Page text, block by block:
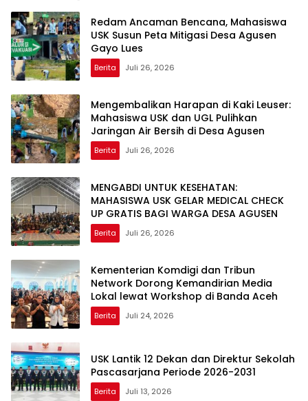
Redam Ancaman Bencana, Mahasiswa
USK Susun Peta Mitigasi Desa Agusen
Gayo Lues
Berita Juli 26, 2026
Mengembalikan Harapan di Kaki Leuser:
Mahasiswa USK dan UGL Pulihkan
Jaringan Air Bersih di Desa Agusen
Berita Juli 26, 2026
MENGABDI UNTUK KESEHATAN:
MAHASISWA USK GELAR MEDICAL CHECK
Berita Juli 26, 2026
Kementerian Komdigi dan Tribun
Network Dorong Kemandirian Media
Lokal lewat Workshop di Banda Aceh
Berita Juli 24, 2026
USK Lantik 12 Dekan dan Direktur Sekolah
Pascasarjana Periode 2026-2031
Berita Juli 13, 2026